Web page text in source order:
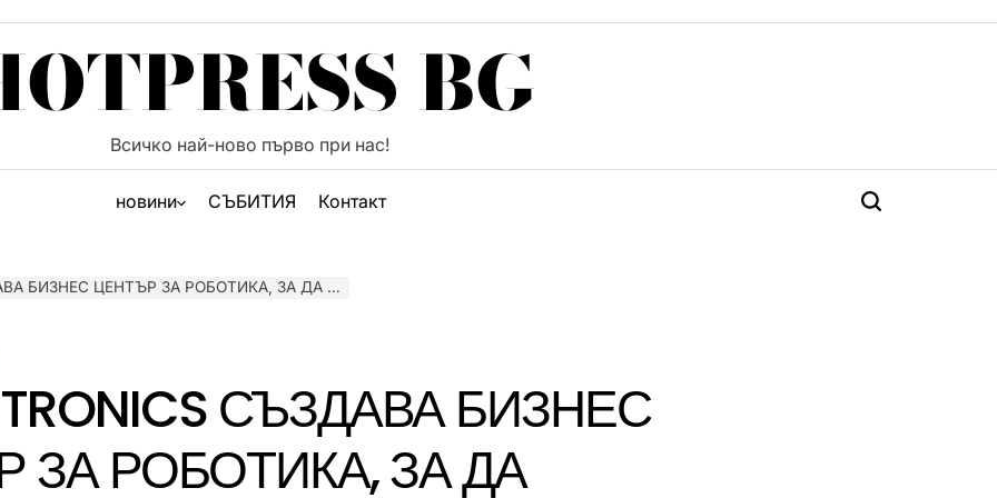
BG
Всичко най-ново първо при нас!
новини СЪБИТИЯ Контакт Търсене
ЦЕНТЪР ЗА РОБОТИКА, ЗА ДА УСКОРИ БЪДЕЩИЯ СИ РАСТЕЖ
СЪЗДАВА БИЗНЕС
ЗА РОБОТИКА, ЗА ДА